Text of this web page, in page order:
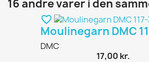
16 andre varer i den
favorite_border
Moulinegarn DMC
DMC
17,00 kr.